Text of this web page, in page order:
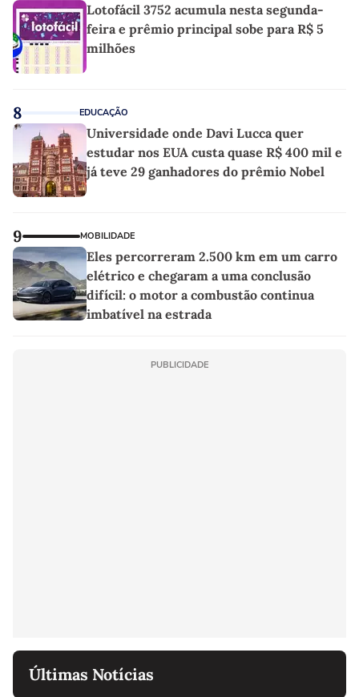
Lotofácil 3752 acumula nesta segunda-
feira e prêmio principal sobe para R$ 5
milhões
8 EDUCAÇÃO
Universidade onde Davi Lucca quer
estudar nos EUA custa quase R$ 400 mil e
já teve 29 ganhadores do prêmio Nobel
9 MOBILIDADE
Eles percorreram 2.500 km em um carro
elétrico e chegaram a uma conclusão
difícil: o motor a combustão continua
imbatível na estrada
PUBLICIDADE
Últimas Notícias